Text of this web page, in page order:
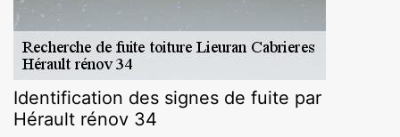
Identification des signes de fuite par
Hérault rénov 34